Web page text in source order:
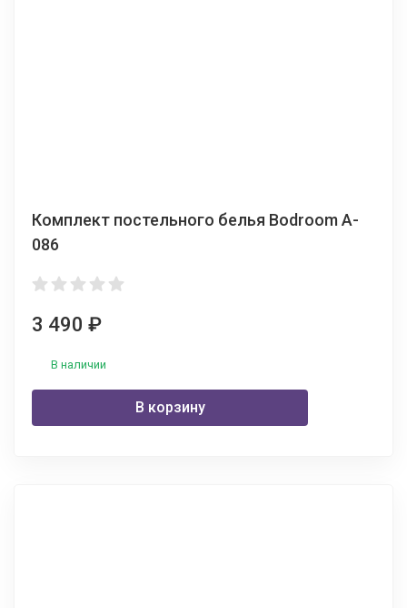
Комплект постельного белья Bodroom A-
086
3 490 ₽
В наличии
В корзину